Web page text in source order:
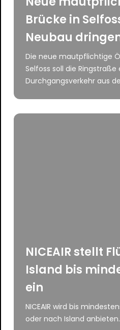
Brücke in
Neubau
Die neue mautpflichtige
Selfoss soll die
Durchgangsverkehr aus
NICEAIR stellt
Island bis
ein
NICEAIR wird bis
oder nach Island